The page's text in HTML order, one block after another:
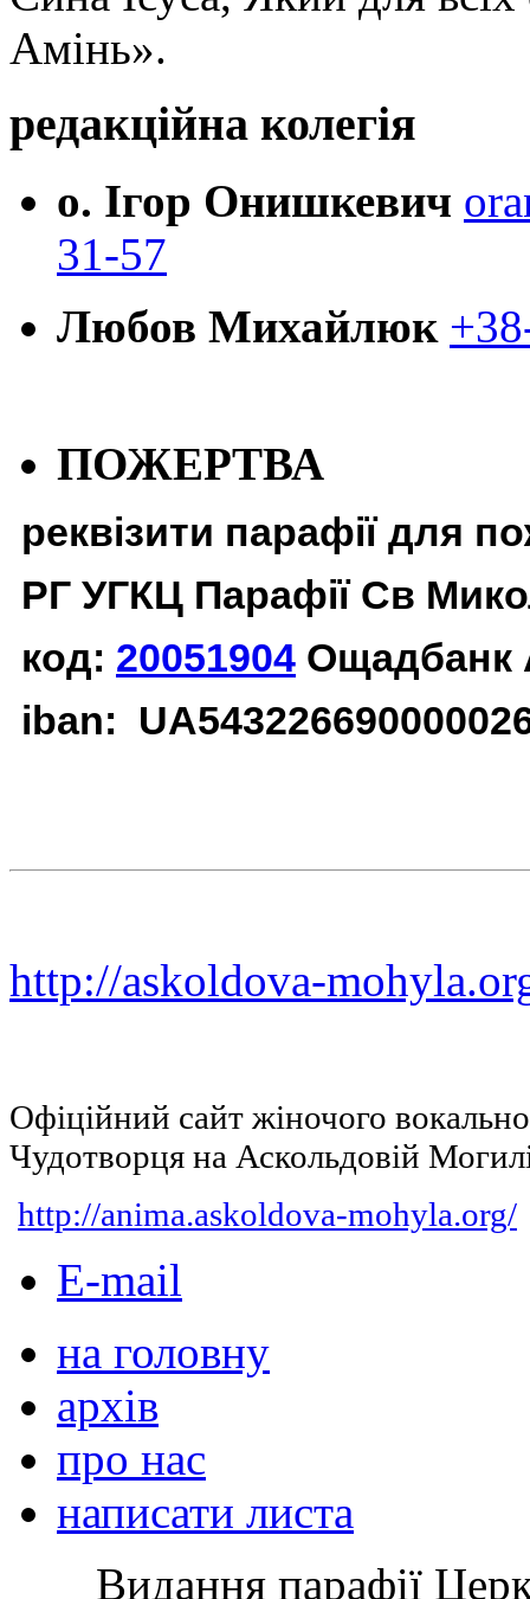
Амінь».
редакційна колегія
о. Ігор Онишкевич
31-57
Любов Михайлюк
ПОЖЕРТВА
реквізити парафії для
РГ УГКЦ Парафії Св
код: 20051904 Ощадбанк
iban:
http://askoldova-
Офіційний сайт жіночого
Чудотворця на Аскольдовій
http://anima.askoldova-mohyla.org/
E-mail
на головну
архів
про нас
написати листа
Видання парафії